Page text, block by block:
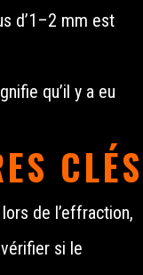
d’1–2 mm est
qu’il y a eu
CLÉS
de l’effraction,
si le